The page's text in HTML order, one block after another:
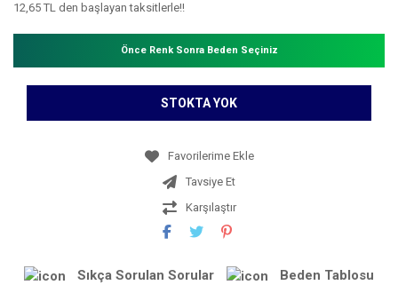
12,65 TL den başlayan taksitlerle!!
Önce Renk Sonra Beden Seçiniz
STOKTA YOK
Tavsiye Et
Karşılaştır
Sıkça Sorulan Sorular Beden Tablosu